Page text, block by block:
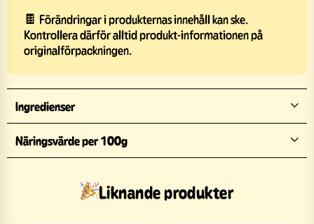
🍫 Förändringar i produkternas innehåll kan ske.
Kontrollera därför alltid produkt-informationen på
originalförpackningen.
Ingredienser
Näringsvärde per 100g
Liknande produkter